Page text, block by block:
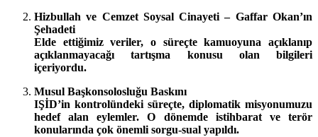
Hizbullah ve Cemzet Soysal Cinayeti – Gaffar Okan’ın
Şehadeti
Elde ettiğimiz veriler, o süreçte kamuoyuna açıklanıp
açıklanmayacağı tartışma konusu olan bilgileri
içeriyordu.
Musul Başkonsolosluğu Baskını
IŞİD’in kontrolündeki süreçte, diplomatik misyonumuzu
hedef alan eylemler. O dönemde istihbarat ve terör
konularında çok önemli sorgu-sual yapıldı.